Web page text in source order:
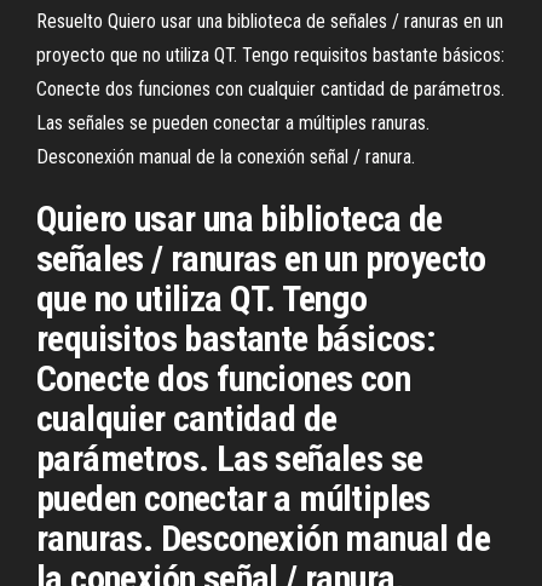
Resuelto Quiero usar una biblioteca de señales / ranuras en un
proyecto que no utiliza QT. Tengo requisitos bastante básicos:
Conecte dos funciones con cualquier cantidad de parámetros.
Las señales se pueden conectar a múltiples ranuras.
Desconexión manual de la conexión señal / ranura.
Quiero usar una biblioteca de
señales / ranuras en un proyecto
que no utiliza QT. Tengo
requisitos bastante básicos:
Conecte dos funciones con
cualquier cantidad de
parámetros. Las señales se
pueden conectar a múltiples
ranuras. Desconexión manual de